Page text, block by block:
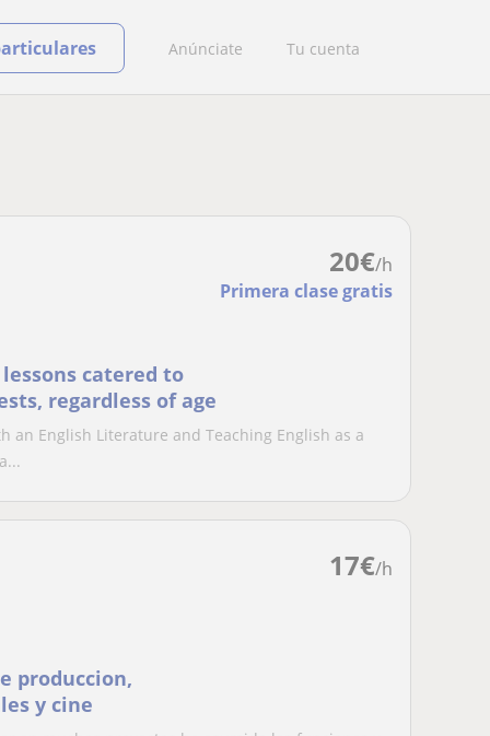
Anúnciate Tu cuenta
20€/h
Primera clase gratis
catered to
regardless of age
an English Literature and Teaching English as a
17€/h
produccion,
y cine